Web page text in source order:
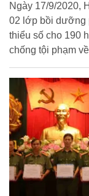
Ngày 17/9/2020,
02 lớp bồi dưỡng
thiểu số cho 190
chống tội phạm